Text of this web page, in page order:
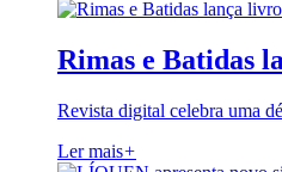
Rimas e Batidas
Revista digital celebra uma
Ler mais+